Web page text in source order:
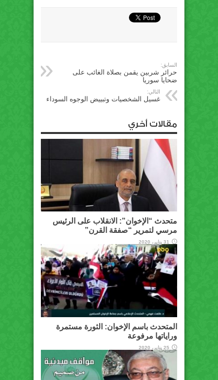
السابق:
حرائر شربين يقمن بصلاة الغائب على
ضحايا سوريا
التالي:
غسيل الشخصيات وتبييض الوجوه السوداء
مقالات أخري
متحدث “الإخوان”: الانقلاب على الرئيس
مرسي لتمرير “صفقة القرن”
31 يناير، 2020
المتحدث باسم الإخوان: الثورة مستمرة
وراياتها مرفوعة
25 يناير، 2020